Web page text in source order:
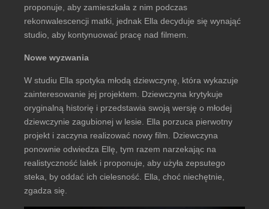
proponuje, aby zamieszkała z nim podczas
rekonwalescencji matki, jednak Ella decyduje się wynająć
studio, aby kontynuować pracę nad filmem.
Nowe wyzwania
W studiu Ella spotyka młodą dziewczynę, która wykazuje
zainteresowanie jej projektem. Dziewczyna krytykuje
oryginalną historię i przedstawia swoją wersję o młodej
dziewczynie zagubionej w lesie. Ella porzuca pierwotny
projekt i zaczyna realizować nowy film. Dziewczyna
ponownie odwiedza Ellę, tym razem narzekając na
realistyczność lalek i proponuje, aby użyła zepsutego
steka, by oddać ich cielesność. Ella, choć niechętnie,
zgadza się.